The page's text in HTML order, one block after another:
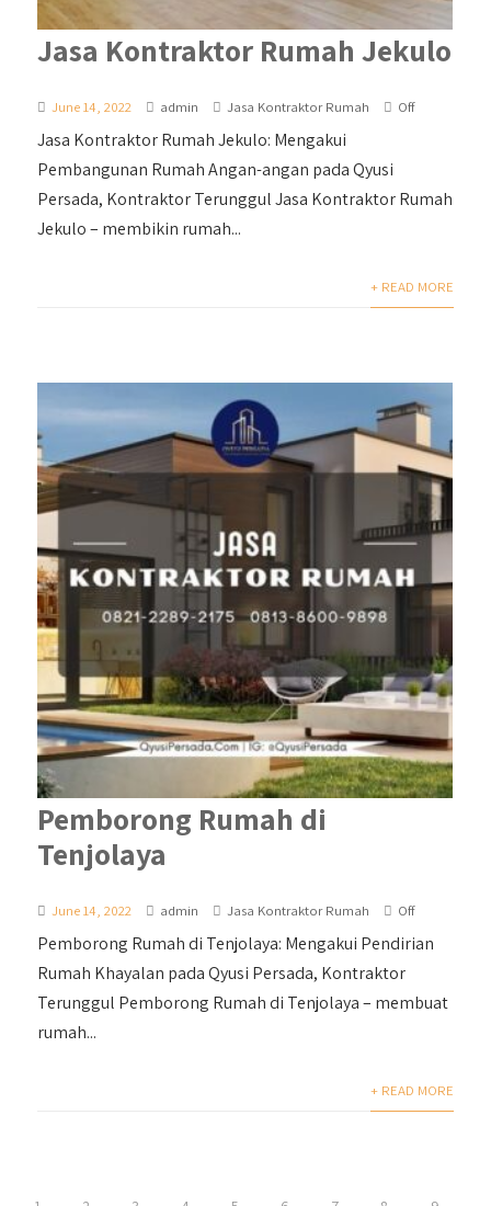
Jasa Kontraktor Rumah Jekulo
June 14, 2022 admin Jasa Kontraktor Rumah Off
Jasa Kontraktor Rumah Jekulo: Mengakui
Pembangunan Rumah Angan-angan pada Qyusi
Persada, Kontraktor Terunggul Jasa Kontraktor Rumah
Jekulo – membikin rumah...
+ READ MORE
Pemborong Rumah di
Tenjolaya
June 14, 2022 admin Jasa Kontraktor Rumah Off
Pemborong Rumah di Tenjolaya: Mengakui Pendirian
Rumah Khayalan pada Qyusi Persada, Kontraktor
Terunggul Pemborong Rumah di Tenjolaya – membuat
rumah...
+ READ MORE